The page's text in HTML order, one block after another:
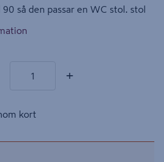
så den passar en WC stol. stol
+
kort